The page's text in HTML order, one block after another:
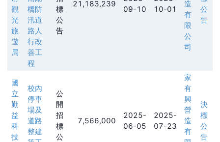
觀
光
旅
遊
局
橋防
汛道
路人
行改
善工
程
標
公
告
21,183,239
09-10
10-01
造
有
限
公
司
公
告
國
立
勤
益
科
技
校內
停車
場及
道路
整建
公
開
招
標
公
7,566,000
2025-
06-05
2025-
07-23
家
有
興
營
造
有
決
標
公
告